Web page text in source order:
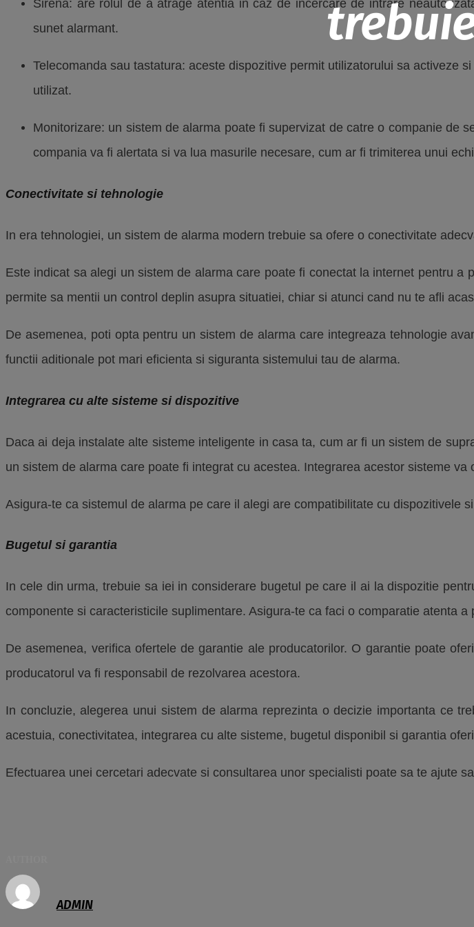
Sirena: are rolul de a atrage atentia in caz de incercare de intrare
sunet alarmant.
Telecomanda sau tastatura: aceste dispozitive permit utilizatorului sa activeze
utilizat.
Monitorizare: un sistem de alarma poate fi supervizat de catre o companie de
compania va fi alertata si va lua masurile necesare, cum ar fi trimiterea unui
Conectivitate si tehnologie
In era tehnologiei, un sistem de alarma modern trebuie sa ofere o conectivitate
Este indicat sa alegi un sistem de alarma care poate fi conectat la internet pentru
permite sa mentii un control deplin asupra situatiei, chiar si atunci cand nu te afli
De asemenea, poti opta pentru un sistem de alarma care integreaza tehnologie
functii aditionale pot mari eficienta si siguranta sistemului tau de alarma.
Integrarea cu alte sisteme si dispozitive
Daca ai deja instalate alte sisteme inteligente in casa ta, cum ar fi un sistem de
un sistem de alarma care poate fi integrat cu acestea. Integrarea acestor sisteme
Asigura-te ca sistemul de alarma pe care il alegi are compatibilitate cu dispozitivele
Bugetul si garantia
In cele din urma, trebuie sa iei in considerare bugetul pe care il ai la dispozitie
componente si caracteristicile suplimentare. Asigura-te ca faci o comparatie atenta
De asemenea, verifica ofertele de garantie ale producatorilor. O garantie poate
producatorul va fi responsabil de rezolvarea acestora.
In concluzie, alegerea unui sistem de alarma reprezinta o decizie importanta ce
acestuia, conectivitatea, integrarea cu alte sisteme, bugetul disponibil si garantia
Efectuarea unei cercetari adecvate si consultarea unor specialisti poate sa te ajute
ADMIN